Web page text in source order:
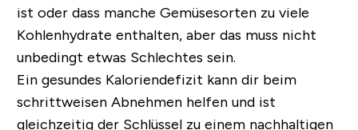
ist oder dass manche Gemüsesorten zu viele
Kohlenhydrate enthalten, aber das muss nicht
unbedingt etwas Schlechtes sein.
Ein gesundes Kaloriendefizit kann dir beim
schrittweisen Abnehmen helfen und ist
gleichzeitig der Schlüssel zu einem nachhaltigen